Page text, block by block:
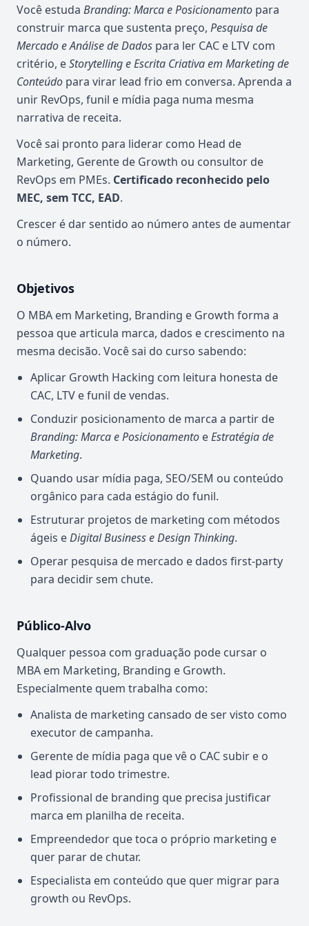
Você estuda Branding: Marca e Posicionamento para
construir marca que sustenta preço, Pesquisa de
Mercado e Análise de Dados para ler CAC e LTV com
critério, eStorytelling e Escrita Criativa em Marketing de
Conteúdo para virar lead frio em conversa. Aprenda a
unir RevOps, funil e mídia paga numa mesma
narrativa de receita.
Você sai pronto para liderar como Head de
Marketing, Gerente de Growth ou consultor de
RevOps em PMEs. Certificado reconhecido pelo
MEC, sem TCC, EAD.
Crescer é dar sentido ao número antes de aumentar
o número.
Objetivos
O MBA em Marketing, Branding e Growth forma a
pessoa que articula marca, dados e crescimento na
mesma decisão. Você sai do curso sabendo:
Aplicar Growth Hacking com leitura honesta de
CAC, LTV e funil de vendas.
Conduzir posicionamento de marca a partir de
Branding: Marca e Posicionamento eEstratégia de
Marketing.
Quando usar mídia paga, SEO/SEM ou conteúdo
orgânico para cada estágio do funil.
Estruturar projetos de marketing com métodos
ágeis eDigital Business e Design Thinking.
Operar pesquisa de mercado e dados first-party
para decidir sem chute.
Público-Alvo
Qualquer pessoa com graduação pode cursar o
MBA em Marketing, Branding e Growth.
Especialmente quem trabalha como:
Analista de marketing cansado de ser visto como
executor de campanha.
Gerente de mídia paga que vê o CAC subir e o
lead piorar todo trimestre.
Profissional de branding que precisa justificar
marca em planilha de receita.
Empreendedor que toca o próprio marketing e
quer parar de chutar.
Especialista em conteúdo que quer migrar para
growth ou RevOps.